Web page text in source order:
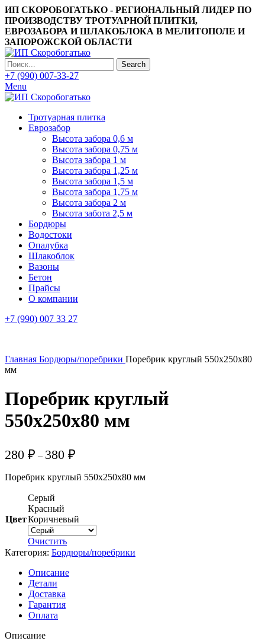
ИП СКОРОБОГАТЬКО - РЕГИОНАЛЬНЫЙ ЛИДЕР ПО
ПРОИЗВОДСТВУ ТРОТУАРНОЙ ПЛИТКИ,
ЕВРОЗАБОРА И ШЛАКОБЛОКА В МЕЛИТОПОЛЕ И
ЗАПОРОЖСКОЙ ОБЛАСТИ
Search
+7 (990) 007-33-27
Menu
Тротуарная плитка
Еврозабор
Высота забора 0,6 м
Высота забора 0,75 м
Высота забора 1 м
Высота забора 1,25 м
Высота забора 1,5 м
Высота забора 1,75 м
Высота забора 2 м
Высота забота 2,5 м
Бордюры
Водостоки
Опалубка
Шлакоблок
Вазоны
Бетон
Прайсы
О компании
+7 (990) 007 33 27
Главная Бордюры/поребрики Поребрик круглый 550х250х80
мм
Поребрик круглый
550х250х80 мм
280 ₽ – 380 ₽
280 ₽
–
Поребрик круглый 550х250х80 мм
Цвет
Серый
Красный
Коричневый
Очистить
Категория: Бордюры/поребрики
Описание
Детали
Доставка
Гарантия
Оплата
Описание